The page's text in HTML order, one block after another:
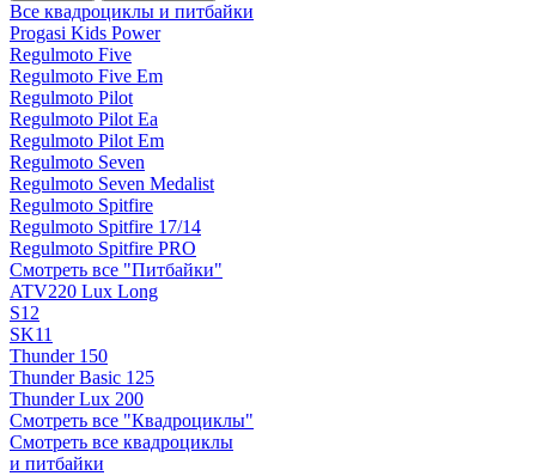
Все квадроциклы и питбайки
Progasi Kids Power
Regulmoto Five
Regulmoto Five Em
Regulmoto Pilot
Regulmoto Pilot Ea
Regulmoto Pilot Em
Regulmoto Seven
Regulmoto Seven Medalist
Regulmoto Spitfire
Regulmoto Spitfire 17/14
Regulmoto Spitfire PRO
Смотреть все "Питбайки"
ATV220 Lux Long
S12
SK11
Thunder 150
Thunder Basic 125
Thunder Lux 200
Смотреть все "Квадроциклы"
Смотреть все квадроциклы
и питбайки